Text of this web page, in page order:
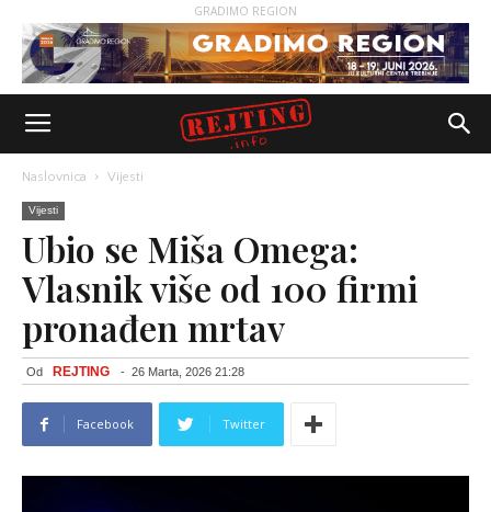
GRADIMO REGION
Naslovnica Vijesti
Vijesti
Ubio se Miša Omega:
Vlasnik više od 100 firmi
pronađen mrtav
Od REJTING - 26 Marta, 2026 21:28
Facebook Twitter